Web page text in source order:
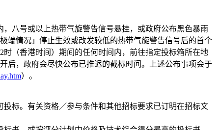
八号或以上热带气旋警告信号悬挂，或政府公布黑色暴雨
端情况」停止生效或改发较低的热带气旋警告信号后的首个
（香港时间）期间的任何时间内，前往指定投标箱所在地
后，政府会尽快公布已推迟的截标时间。上述公布事项会于
）。
标。有关资格／参与条件和其他招标要求已订明在招标文